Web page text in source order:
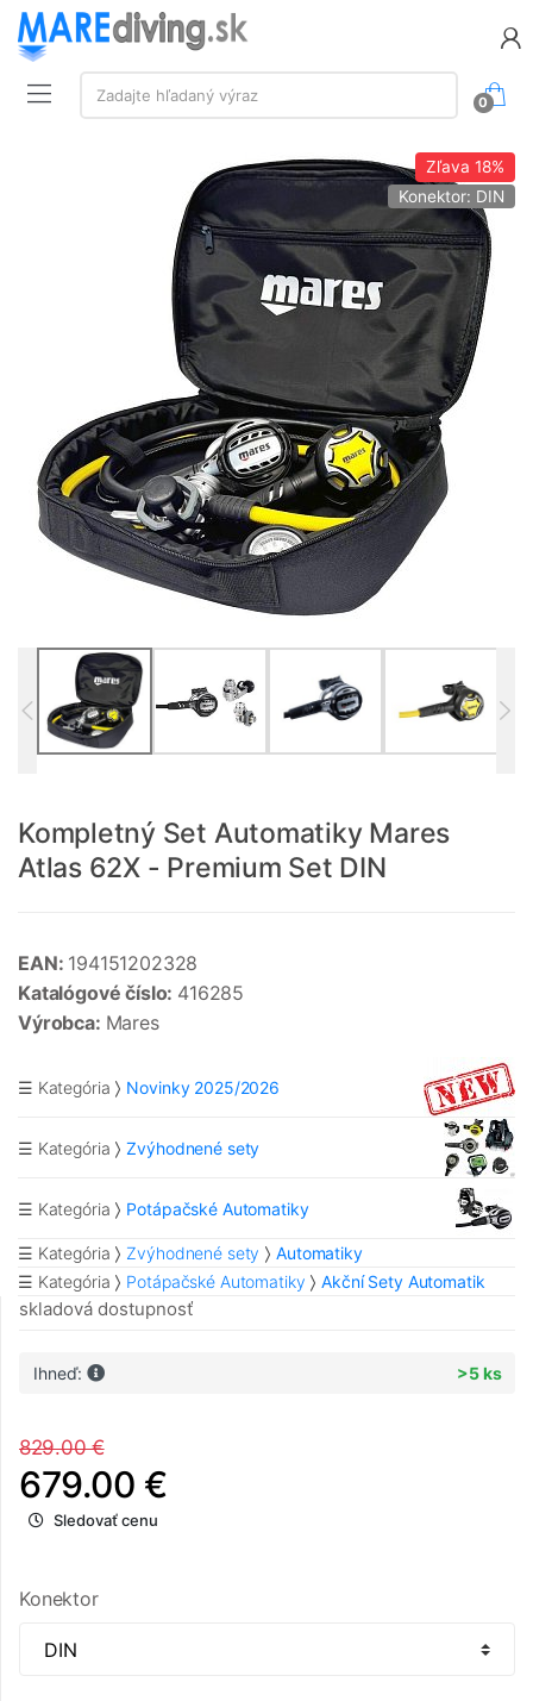
Vyhľadávanie:
Zadajte hľadaný výraz
0
Zľava 18%
Konektor: DIN
Kompletný Set Automatiky Mares
Atlas 62X - Premium Set DIN
EAN: 194151202328
Katalógové číslo: 416285
Výrobca: Mares
☰ Kategória Novinky 2025/2026
☰ Kategória Zvýhodnené sety
☰ Kategória Potápačské Automatiky
☰ Kategória Zvýhodnené sety
Automatiky
☰ Kategória
Potápačské Automatiky Akční Sety Automatik
skladová dostupnosť
Ihneď: >5 ks
829.00 €
679.00 €
Sledovať cenu
Konektor